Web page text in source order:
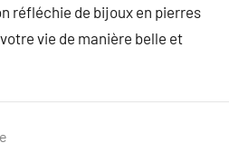
réfléchie de bijoux en pierres
vie de manière belle et